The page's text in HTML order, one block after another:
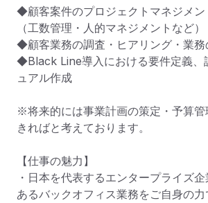
◆顧客案件のプロジェクトマネジメン
（工数管理・人的マネジメントなど）
◆顧客業務の調査・ヒアリング・業務
◆Black Line導入における要件定義、
ュアル作成
※将来的には事業計画の策定・予算
きればと考えております。
【仕事の魅力】
・日本を代表するエンタープライズ
あるバックオフィス業務をご自身の